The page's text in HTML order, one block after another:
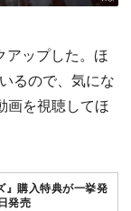
ップした。ほ
るので、気にな
画を視聴してほ
』購入特典が一挙発
発売